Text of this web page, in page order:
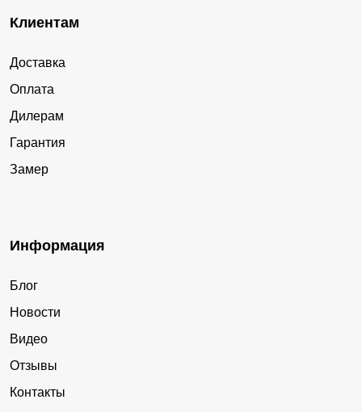
Клиентам
Доставка
Оплата
Дилерам
Гарантия
Замер
Информация
Блог
Новости
Видео
Отзывы
Контакты